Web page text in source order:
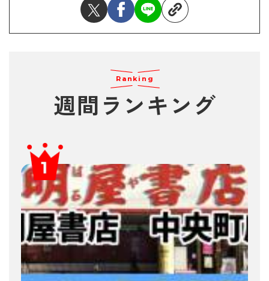
Ranking
週間ランキング